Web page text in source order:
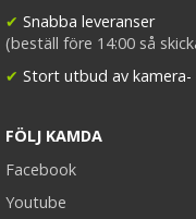
✔ Snabba leveranser
(beställ före 14:00 så
✔ Stort utbud av
FÖLJ KAMDA
Facebook
Youtube